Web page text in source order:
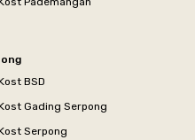
BSD
Gading Serpong
Serpong